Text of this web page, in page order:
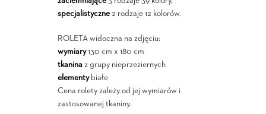
specjalistyczne2 rodzaje 12 kolorów.
ROLETA widoczna na zdjęciu:
wymiary130 cm x 180 cm
tkaninaz grupy nieprzeziernych
elementybiałe
Cena rolety zależy od jej wymiarów i
zastosowanej tkaniny.